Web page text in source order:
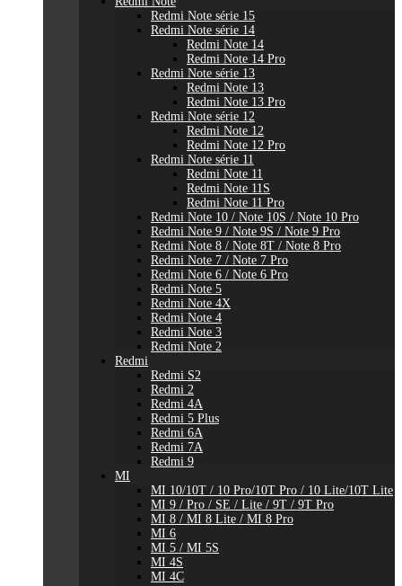
Redmi Note série 15
Redmi Note série 14
Redmi Note 14
Redmi Note 14 Pro
Redmi Note série 13
Redmi Note 13
Redmi Note 13 Pro
Redmi Note série 12
Redmi Note 12
Redmi Note 12 Pro
Redmi Note série 11
Redmi Note 11
Redmi Note 11S
Redmi Note 11 Pro
Redmi Note 10 / Note 10S / Note 10 Pro
Redmi Note 9 / Note 9S / Note 9 Pro
Redmi Note 8 / Note 8T / Note 8 Pro
Redmi Note 7 / Note 7 Pro
Redmi Note 6 / Note 6 Pro
Redmi Note 5
Redmi Note 4X
Redmi Note 4
Redmi Note 3
Redmi Note 2
Redmi
Redmi S2
Redmi 2
Redmi 4A
Redmi 5 Plus
Redmi 6A
Redmi 7A
Redmi 9
MI
MI 10/10T / 10 Pro/10T Pro / 10 Lite/10T Lite
MI 9 / Pro / SE / Lite / 9T / 9T Pro
MI 8 / MI 8 Lite / MI 8 Pro
MI 6
MI 5 / MI 5S
MI 4S
MI 4C